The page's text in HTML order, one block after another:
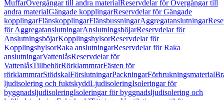
MuffarÖvergångar till andra materialReservdelar för Övergångar till
andra materialGängade kopplingarReservdelar för Gängade
kopplingarFlänskopplingarFlänsbussningarAggregatanslutningar
för AggregatanslutningarAnslutningsböjarReservdelar för
AnslutningsböjarKopplingshylsorReservdelar för
KopplingshylsorRaka anslutningarReservdelar för Raka
anslutningarVattenlåsReservdelar för
VattenlåsTillbehörRörklammrarFästen för
rörklammrarStödskalFörslutningarPackningarFörbrukningsmaterial
ljudisolering och fuktskyddLjudisoleringIsoleringar för
byggnadsljudisoleringIsoleringar för byggnadsljudisolering och